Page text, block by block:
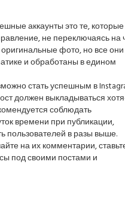
аккаунты это те, которые
не переключаясь на
фото, но все они
и обработаны в едином
стать успешным в
должен выкладываться
соблюдать
времени при публикации,
пользователей в разы выше.
на их комментарии,
под своими постами и